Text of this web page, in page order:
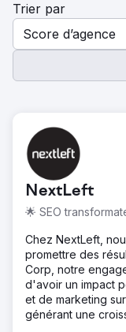
Trier par
Score d’agence
NextLeft
🌟 SEO
Chez NextLeft,
promettre des
Corp, notre
d'avoir un impact
et de marketing
générant une